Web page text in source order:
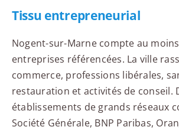
Tissu entrepreneurial
Nogent-sur-Marne compte au
entreprises référencées. La ville
commerce, professions libérales,
restauration et activités de conseil.
établissements de grands réseaux
Société Générale, BNP Paribas,